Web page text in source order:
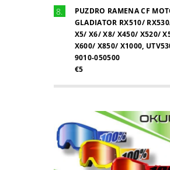
PUZDRO RAMENA CF
GLADIATOR RX510/
X5/ X6/ X8/ X450/ X520/
X600/ X850/ X1000,
9010-050500
€5